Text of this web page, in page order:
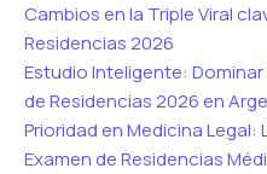
Cambios en la Triple Viral
Residencias 2026
Estudio Inteligente:
de Residencias 2026 en
Prioridad en Medicina Legal:
Examen de Residencias